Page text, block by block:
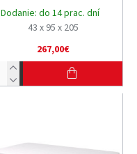
Dodanie: do 14 prac. dní
43 x 95 x 205
267,00€